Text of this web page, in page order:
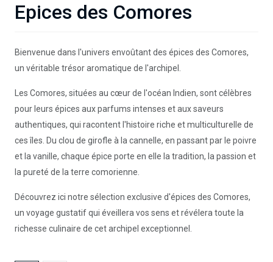
Epices des Comores
Bienvenue dans l'univers envoûtant des épices des Comores,
un véritable trésor aromatique de l'archipel.
Les Comores, situées au cœur de l'océan Indien, sont célèbres
pour leurs épices aux parfums intenses et aux saveurs
authentiques, qui racontent l'histoire riche et multiculturelle de
ces îles. Du clou de girofle à la cannelle, en passant par le poivre
et la vanille, chaque épice porte en elle la tradition, la passion et
la pureté de la terre comorienne.
Découvrez ici notre sélection exclusive d'épices des Comores,
un voyage gustatif qui éveillera vos sens et révélera toute la
richesse culinaire de cet archipel exceptionnel.